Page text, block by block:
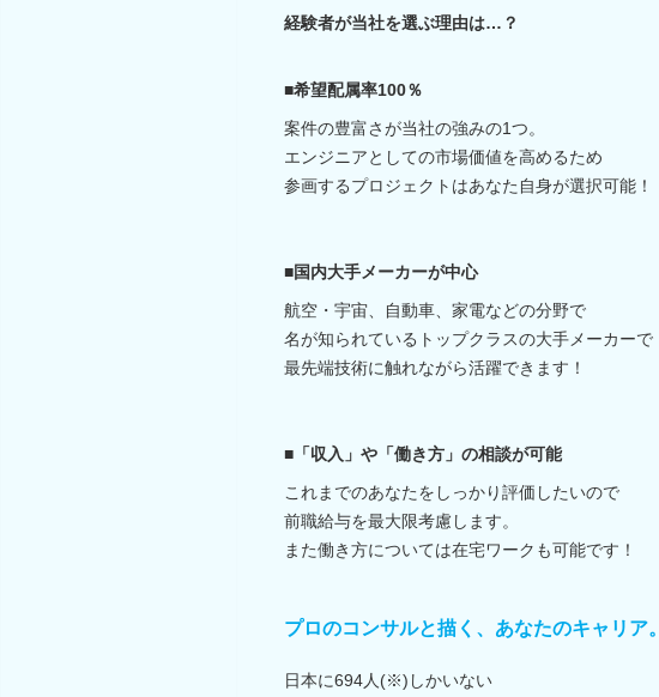
経験者が当社を選ぶ理由は…？
■希望配属率100％
案件の豊富さが当社の強みの1つ。
エンジニアとしての市場価値を高めるため
参画するプロジェクトはあなた自身が選択可能！
■国内大手メーカーが中心
航空・宇宙、自動車、家電などの分野で
名が知られているトップクラスの大手メーカーで
最先端技術に触れながら活躍できます！
■「収入」や「働き方」の相談が可能
これまでのあなたをしっかり評価したいので
前職給与を最大限考慮します。
また働き方については在宅ワークも可能です！
プロのコンサルと描く、あなたのキャリア。
日本に694人(※)しかいない